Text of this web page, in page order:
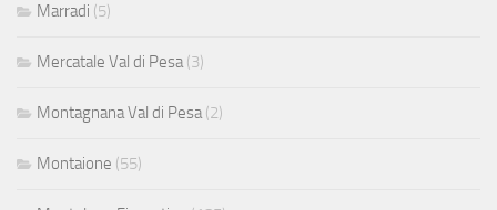
Marradi (5)
Mercatale Val di Pesa(3)
Montagnana Val di Pesa(2)
Montaione (55)